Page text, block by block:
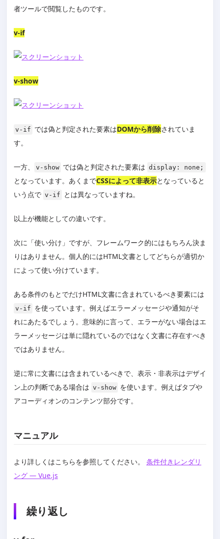
者ツールで閲覧したものです。
v-if
v-show
v-if では偽と判定された要素はDOMから削除されていま
す。
一方、 v-show では偽と判定された要素は display: none;
となっています。あくまでCSSによって非表示となっていると
いう点で v-if とは異なっていますね。
以上が機能としての違いです。
次に「使い分け」ですが、フレームワーク的にはもちろん決ま
りはありません。個人的にはHTML文書としてどちらが適切か
によって使い分けています。
ある条件のもとでだけHTML文書に含まれているべき要素には
v-if を使っています。例えばエラーメッセージや通知がそ
れにあたるでしょう。意味的に言って、エラーがない場合はエ
ラーメッセージは単に隠れているのではなく文書に存在すべき
ではありません。
逆に常に文書には含まれているべきで、表示・非表示はデザイ
ン上の判断である場合は v-show を使います。例えばタブや
アコーディオンのコンテンツ部分です。
マニュアル
より詳しくはこちらを参照してください。 条件付きレンダリ
ング — Vue.js
繰り返し